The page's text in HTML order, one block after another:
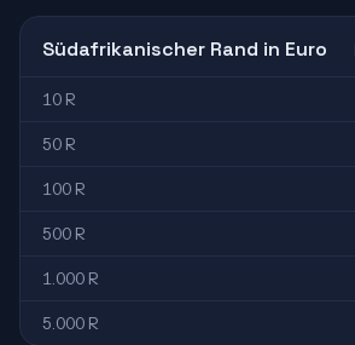
Südafrikanischer Rand in Euro
10 R
50 R
100 R
500 R
1.000 R
5.000 R